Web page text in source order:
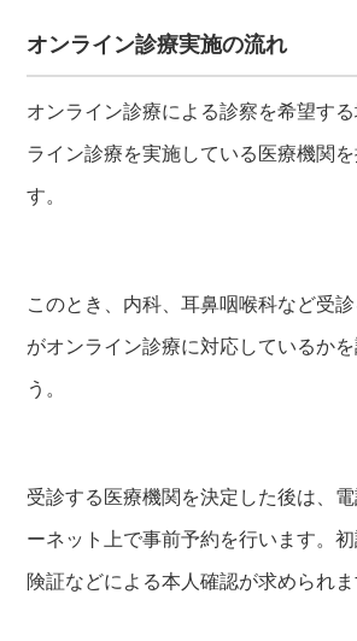
オンライン診療実施の流れ
オンライン診療による診察を希望す
ライン診療を実施している医療機関
す。
このとき、内科、耳鼻咽喉科など受
がオンライン診療に対応しているか
う。
受診する医療機関を決定した後は、
ーネット上で事前予約を行います。
険証などによる本人確認が求められま